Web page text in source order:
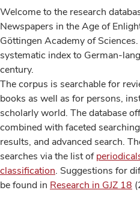
Welcome to the research
Newspapers in the Age of
Göttingen Academy of
systematic index to German-
century.
The corpus is searchable for
books as well as for persons,
scholarly world. The database
combined with faceted
results, and advanced search.
searches via the list of
classification. Suggestions for
be found in Research in GJZ 18